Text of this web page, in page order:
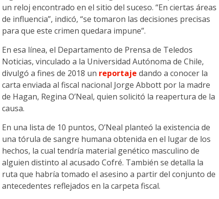
un reloj encontrado en el sitio del suceso. “En ciertas áreas
de influencia”, indicó, “se tomaron las decisiones precisas
para que este crimen quedara impune”.
En esa línea, el Departamento de Prensa de Teledos
Noticias, vinculado a la Universidad Autónoma de Chile,
divulgó a fines de 2018 un reportaje dando a conocer la
carta enviada al fiscal nacional Jorge Abbott por la madre
de Hagan, Regina O’Neal, quien solicitó la reapertura de la
causa.
En una lista de 10 puntos, O’Neal planteó la existencia de
una tórula de sangre humana obtenida en el lugar de los
hechos, la cual tendría material genético masculino de
alguien distinto al acusado Cofré. También se detalla la
ruta que habría tomado el asesino a partir del conjunto de
antecedentes reflejados en la carpeta fiscal.